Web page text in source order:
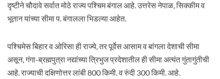
दृष्टीने चौदावे सर्वात मोठे राज्य पश्चिम बंगाल आहे. उत्तरेस नेपाळ, सिक्कीम व
भूतान यांच्या सीमा प. बंगालला भिडल्या आहेत.
पश्चिमेस बिहार व ओरिसा ही राज्ये, तर पूर्वेस आसाम व बांगला देशाची सीमा
असून, गंगा-ब्रह्मपुत्रा नद्यांच्या त्रिभुज प्रदेशातील ही सीमा अत्यंत गुंतागुंतीची
आहे. राज्याची दक्षिणोत्तर लांबी 800 किमी. व रुंदी 300 किमी. आहे.